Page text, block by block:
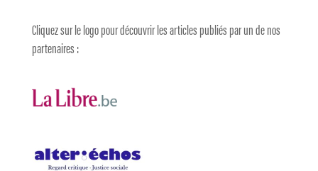
Cliquez sur le logo pour découvrir les articles publiés par un de nos
partenaires :